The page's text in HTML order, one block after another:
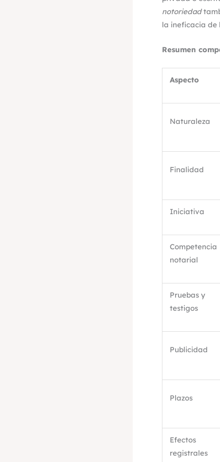
notoriedad
la ineficacia de
Resumen
Aspecto
Naturaleza
Finalidad
Iniciativa
Competencia
notarial
Pruebas y
testigos
Publicidad
Plazos
Efectos
registrales